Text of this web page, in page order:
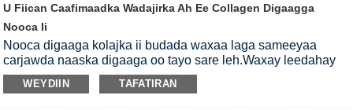
U Fiican Caafimaadka Wadajirka Ah Ee Collagen Digaagga
Nooca Ii
Nooca digaaga kolajka ii budada waxaa laga sameeyaa
carjawda naaska digaaga oo tayo sare leh.Waxay leedahay
milmi biyo xoog leh.Way ka sahlan tahay dheefshiidka iyo
nuugista jidhka bini'aadamka marka loo eego unugyada kale
WEYDIIN TAFATIRAN